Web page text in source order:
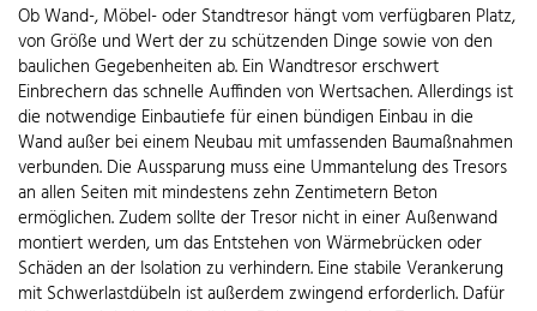
Ob Wand-, Möbel- oder Standtresor hängt vom verfügbaren Platz,
von Größe und Wert der zu schützenden Dinge sowie von den
baulichen Gegebenheiten ab. Ein Wandtresor erschwert
Einbrechern das schnelle Auffinden von Wertsachen. Allerdings ist
die notwendige Einbautiefe für einen bündigen Einbau in die
Wand außer bei einem Neubau mit umfassenden Baumaßnahmen
verbunden. Die Aussparung muss eine Ummantelung des Tresors
an allen Seiten mit mindestens zehn Zentimetern Beton
ermöglichen. Zudem sollte der Tresor nicht in einer Außenwand
montiert werden, um das Entstehen von Wärmebrücken oder
Schäden an der Isolation zu verhindern. Eine stabile Verankerung
mit Schwerlastdübeln ist außerdem zwingend erforderlich. Dafür